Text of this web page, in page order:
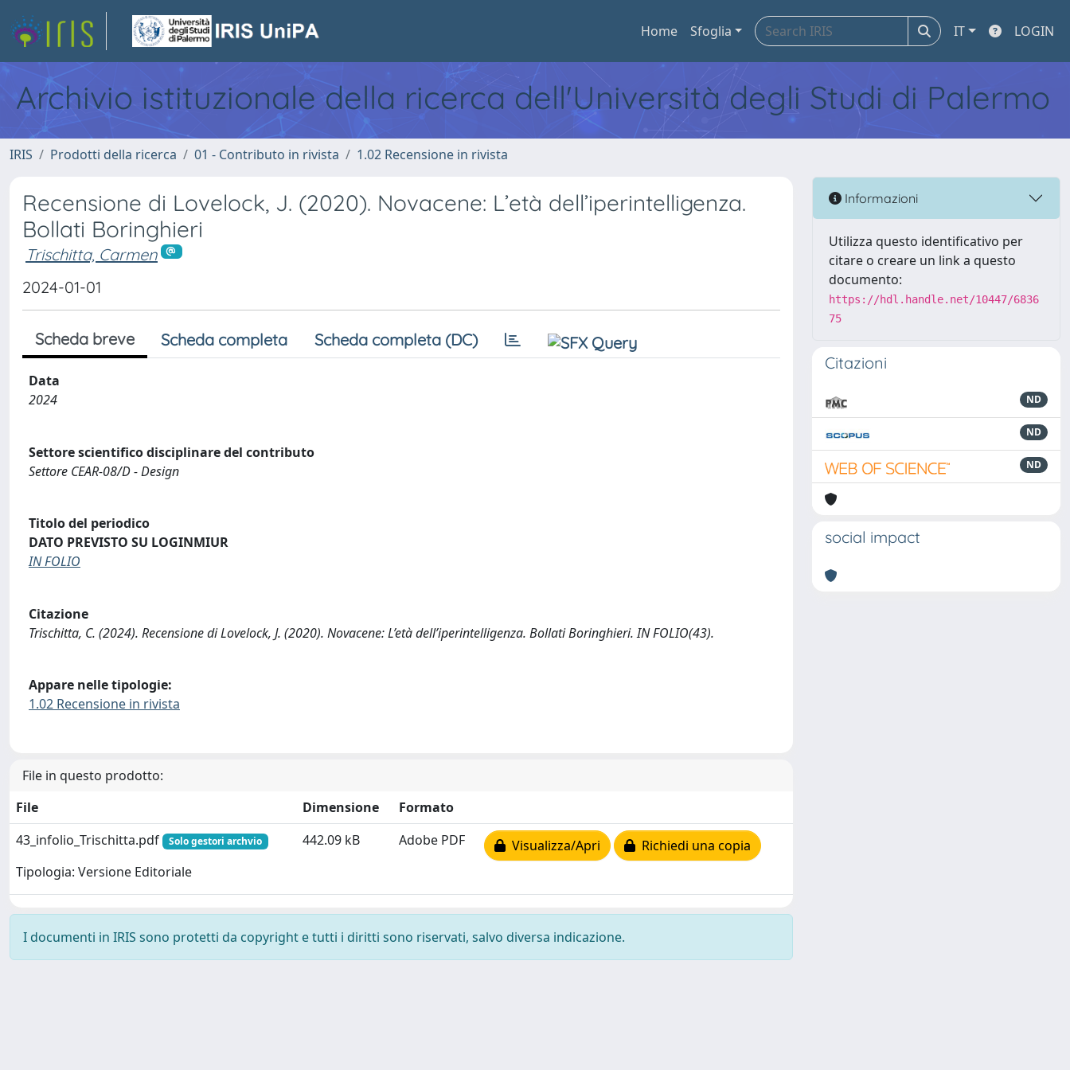
Home Sfoglia IT LOGIN
Archivio istituzionale della ricerca dell'Università degli Studi di Palermo
IRIS Prodotti della ricerca 01 - Contributo in rivista 1.02 Recensione in rivista
Recensione di Lovelock, J. (2020). Novacene: L’età dell’iperintelligenza.
Bollati Boringhieri
Trischitta, Carmen
2024-01-01
Scheda breve Scheda completa Scheda completa (DC)
Data
2024
Settore scientifico disciplinare del contributo
Settore CEAR-08/D - Design
Titolo del periodico
DATO PREVISTO SU LOGINMIUR
IN FOLIO
Citazione
Trischitta, C. (2024). Recensione di Lovelock, J. (2020). Novacene: L’età dell’iperintelligenza. Bollati Boringhieri. IN FOLIO(43).
Appare nelle tipologie:
1.02 Recensione in rivista
File in questo prodotto:
File
Dimensione
Formato
43_infolio_Trischitta.pdf
Solo gestori archvio
Tipologia: Versione Editoriale
442.09 kB Adobe PDF Visualizza/Apri Richiedi una copia
I documenti in IRIS sono protetti da copyright e tutti i diritti sono riservati, salvo diversa indicazione.
Informazioni
Utilizza questo identificativo per
citare o creare un link a questo
documento:
https://hdl.handle.net/10447/6836
75
Citazioni
ND
ND
ND
social impact